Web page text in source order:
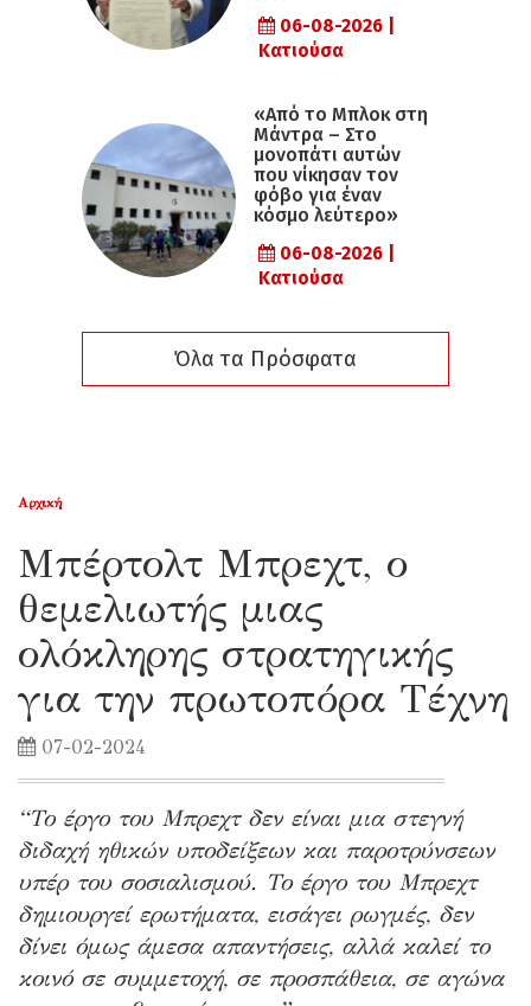
06-08-2026 |
Κατιούσα
«Από το Μπλοκ στη
Μάντρα – Στο
μονοπάτι αυτών
που νίκησαν τον
φόβο για έναν
κόσμο λεύτερο»
06-08-2026 |
Κατιούσα
Όλα τα Πρόσφατα
Αρχική
Μπέρτολτ Μπρεχτ, ο
θεμελιωτής μιας
ολόκληρης στρατηγικής
για την πρωτοπόρα Τέχνη
07-02-2024
“Το έργο του Μπρεχτ δεν είναι μια στεγνή
διδαχή ηθικών υποδείξεων και παροτρύνσεων
υπέρ του σοσιαλισμού. Το έργο του Μπρεχτ
δημιουργεί ερωτήματα, εισάγει ρωγμές, δεν
δίνει όμως άμεσα απαντήσεις, αλλά καλεί το
κοινό σε συμμετοχή, σε προσπάθεια, σε αγώνα